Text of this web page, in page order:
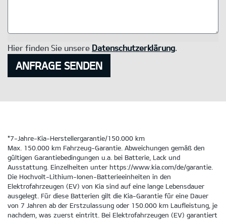
Hier finden Sie unsere Datenschutzerklärung.
ANFRAGE SENDEN
*7-Jahre-Kia-Herstellergarantie/150.000 km
Max. 150.000 km Fahrzeug-Garantie. Abweichungen gemäß den
gültigen Garantiebedingungen u.a. bei Batterie, Lack und
Ausstattung. Einzelheiten unter https://www.kia.com/de/garantie.
Die Hochvolt-Lithium-Ionen-Batterieeinheiten in den
Elektrofahrzeugen (EV) von Kia sind auf eine lange Lebensdauer
ausgelegt. Für diese Batterien gilt die Kia-Garantie für eine Dauer
von 7 Jahren ab der Erstzulassung oder 150.000 km Laufleistung, je
nachdem, was zuerst eintritt. Bei Elektrofahrzeugen (EV) garantiert